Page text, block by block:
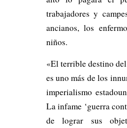
trabajadores y
ancianos, los
niños.
«El terrible destino
es uno más de los
imperialismo
La infame ‘guerra
de lograr sus